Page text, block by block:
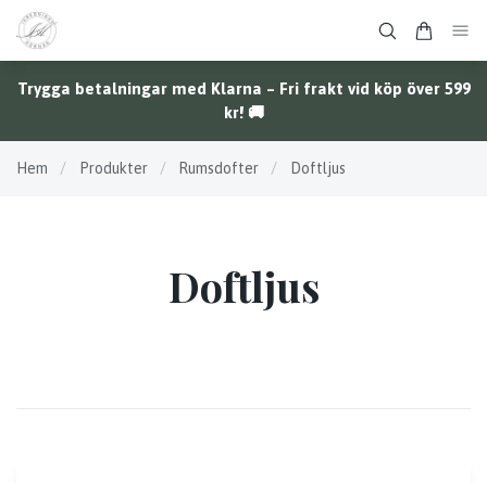
Trygga betalningar med Klarna – Fri frakt vid köp över 599
kr! 🚚
Hem / Produkter / Rumsdofter / Doftljus
Doftljus